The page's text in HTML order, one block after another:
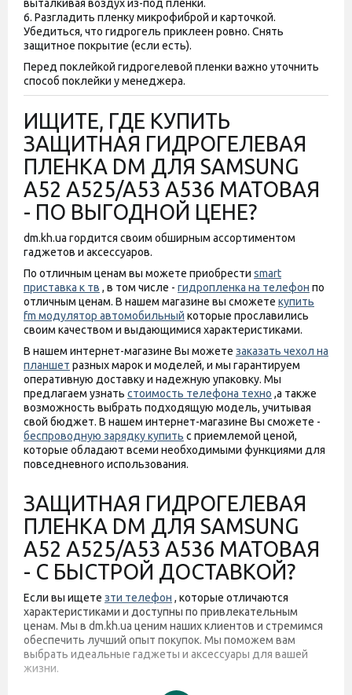
выталкивая воздух из-под пленки.
6. Разгладить пленку микрофиброй и карточкой.
Убедиться, что гидрогель приклеен ровно. Снять
защитное покрытие (если есть).
Перед поклейкой гидрогелевой пленки важно уточнить
способ поклейки у менеджера.
ИЩИТЕ, ГДЕ КУПИТЬ
ЗАЩИТНАЯ ГИДРОГЕЛЕВАЯ
ПЛЕНКА DM ДЛЯ SAMSUNG
A52 A525/A53 A536 МАТОВАЯ
- ПО ВЫГОДНОЙ ЦЕНЕ?
dm.kh.ua гордится своим обширным ассортиментом
гаджетов и аксессуаров.
По отличным ценам вы можете приобрести smart
приставка к тв , в том числе - гидропленка на телефон по
отличным ценам. В нашем магазине вы сможете купить
fm модулятор автомобильный которые прославились
своим качеством и выдающимися характеристиками.
В нашем интернет-магазине Вы можете заказать чехол на
планшет разных марок и моделей, и мы гарантируем
оперативную доставку и надежную упаковку. Мы
предлагаем узнать стоимость телефона техно ,а также
возможность выбрать подходящую модель, учитывая
свой бюджет. В нашем интернет-магазине Вы сможете -
беспроводную зарядку купить с приемлемой ценой,
которые обладают всеми необходимыми функциями для
повседневного использования.
ЗАЩИТНАЯ ГИДРОГЕЛЕВАЯ
ПЛЕНКА DM ДЛЯ SAMSUNG
A52 A525/A53 A536 МАТОВАЯ
- С БЫСТРОЙ ДОСТАВКОЙ?
Если вы ищете зти телефон , которые отличаются
характеристиками и доступны по привлекательным
ценам. Мы в dm.kh.ua ценим наших клиентов и стремимся
обеспечить лучший опыт покупок. Мы поможем вам
выбрать идеальные гаджеты и аксессуары для вашей
жизни.